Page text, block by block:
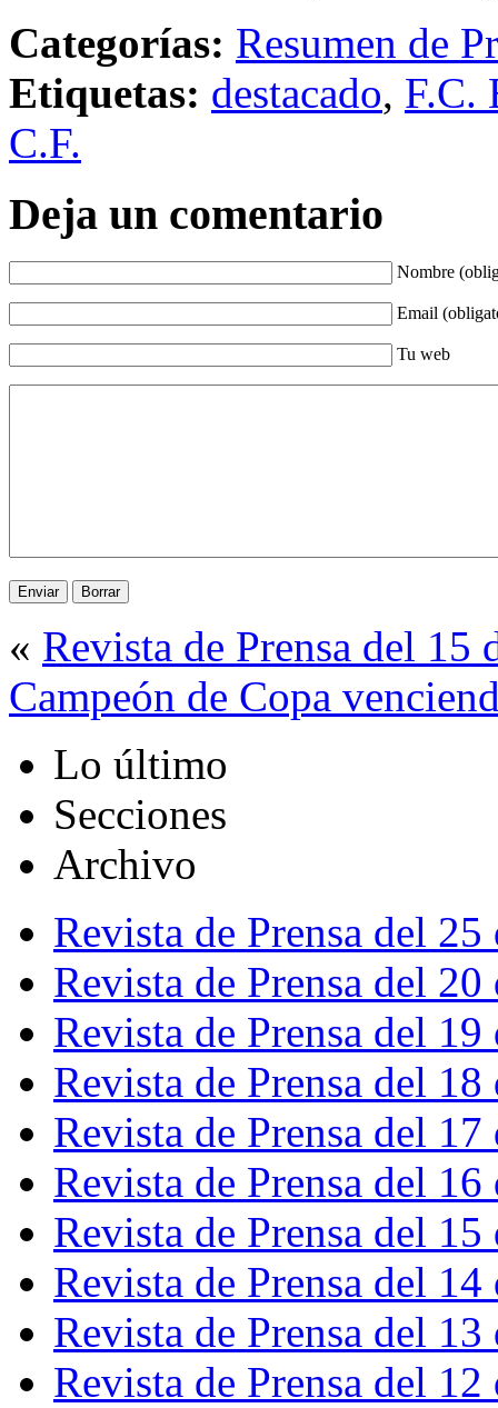
Categorías: Resumen de
Etiquetas: destacado, F.C.
C.F.
Deja un comentario
Nombre
Email
Tu web
« Revista de Prensa del 15
Campeón de Copa
Lo último
Secciones
Archivo
Revista de Prensa del
Revista de Prensa del
Revista de Prensa del
Revista de Prensa del
Revista de Prensa del
Revista de Prensa del
Revista de Prensa del
Revista de Prensa del
Revista de Prensa del
Revista de Prensa del